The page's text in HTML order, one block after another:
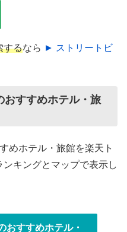
するなら ► ストリートビ
おすすめホテル・旅
めホテル・旅館を楽天ト
キングとマップで表示し
おすすめホテル・